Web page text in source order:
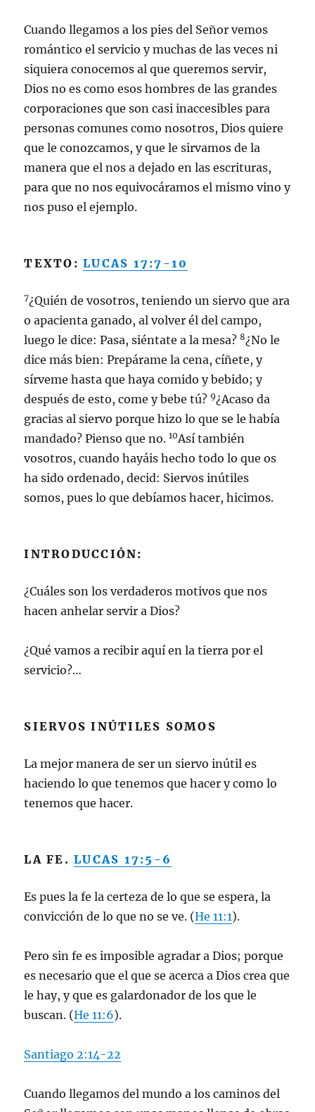
Cuando llegamos a los pies del Señor vemos
romántico el servicio y muchas de las veces ni
siquiera conocemos al que queremos servir,
Dios no es como esos hombres de las grandes
corporaciones que son casi inaccesibles para
personas comunes como nosotros, Dios quiere
que le conozcamos, y que le sirvamos de la
manera que el nos a dejado en las escrituras,
para que no nos equivocáramos el mismo vino y
nos puso el ejemplo.
TEXTO:LUCAS 17:7-10
7¿Quién de vosotros, teniendo un siervo que ara
o apacienta ganado, al volver él del campo,
luego le dice: Pasa, siéntate a la mesa?8¿No le
dice más bien: Prepárame la cena, cíñete, y
sírveme hasta que haya comido y bebido; y
después de esto, come y bebe tú?9¿Acaso da
gracias al siervo porque hizo lo que se le había
mandado? Pienso que no.10Así también
vosotros, cuando hayáis hecho todo lo que os
ha sido ordenado, decid: Siervos inútiles
somos, pues lo que debíamos hacer, hicimos.
INTRODUCCIÓN:
¿Cuáles son los verdaderos motivos que nos
hacen anhelar servir a Dios?
¿Qué vamos a recibir aquí en la tierra por el
servicio?…
SIERVOS INÚTILES SOMOS
La mejor manera de ser un siervo inútil es
haciendo lo que tenemos que hacer y como lo
tenemos que hacer.
LA FE.LUCAS 17:5-6
Es pues la fe la certeza de lo que se espera, la
convicción de lo que no se ve. (He 11:1).
Pero sin fe es imposible agradar a Dios; porque
es necesario que el que se acerca a Dios crea que
le hay, y que es galardonador de los que le
buscan. (He 11:6).
Santiago 2:14-22
Cuando llegamos del mundo a los caminos del